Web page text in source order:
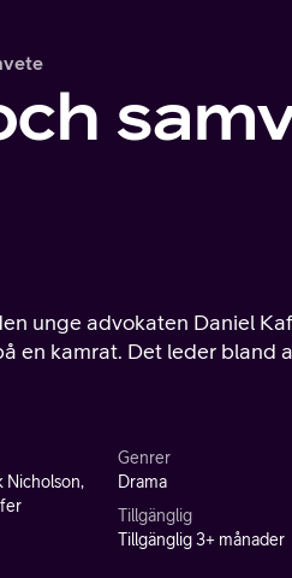
unge advokaten Daniel
en kamrat. Det leder bland
Nicholson,
Genrer
Drama
Tillgänglig
Tillgänglig 3+ månader